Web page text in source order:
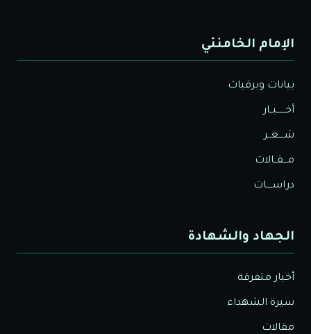
الإمام الخامنئي
بيانات وبرقيات
أخــــــبــار
شــــعــر
مـــقــالات
دراســــات
الجهاد والشهادة
أخبار متفرقة
سيرة الشهداء
مقالات